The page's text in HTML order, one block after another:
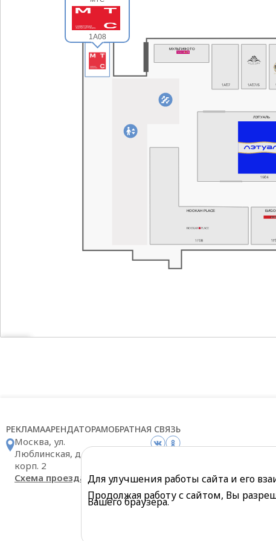
HOOKAH PLACE
МУЛЬТИФОТО
ЛЭТУАЛЬ
РЕКЛАМААРЕНДАТОРАМОБРАТНАЯ СВЯЗЬ
Москва, ул.
Люблинская, д. 169
корп. 2
Схема проезда Для улучшения работы сайта и его
Продолжая работу с сайтом, Вы
Вашего браузера.
1А08